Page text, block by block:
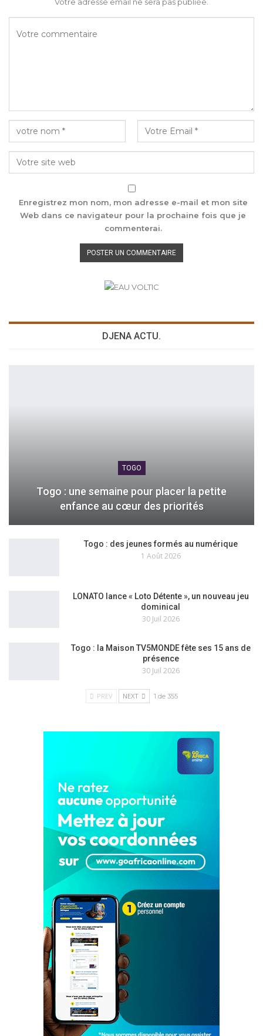
Enregistrez mon nom, mon adresse e-mail et mon site
Web dans ce navigateur pour la prochaine fois que je
commenterai.
DJENA ACTU.
TOGO
Togo : une semaine pour placer la petite
enfance au cœur des priorités
Togo : des jeunes formés au numérique
1 Août 2026
LONATO lance « Loto Détente », un nouveau jeu
dominical
30 Juil 2026
Togo : la Maison TV5MONDE fête ses 15 ans de
présence
30 Juil 2026
PREV NEXT 1 de 355